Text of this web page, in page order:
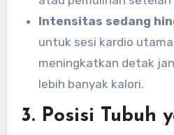
Intensitas sedang
untuk sesi kardio
meningkatkan detak
lebih banyak kalori.
3. Posisi Tubuh